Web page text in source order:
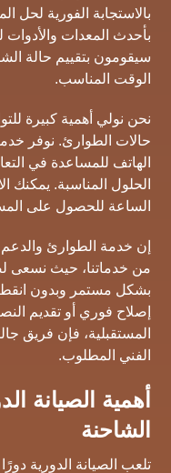
بالاستجابة الفورية لحل
بأحدث المعدات
سيقومون بتقييم حالة
الوقت المناسب.
نحن نولي أهمية كبيرة
حالات الطوارئ. نوفر
الهاتف للمساعدة في
الحلول المناسبة. يمكنك
الساعة للحصول على
إن خدمة الطوارئ
من خدماتنا، حيث نسعى
بشكل مستمر وبدون
إصلاح فوري أو تقديم
المستقبلية، فإن فريق
الفني المطلوب.
أهمية الصيانة
الشاحنة
تلعب الصيانة الدورية